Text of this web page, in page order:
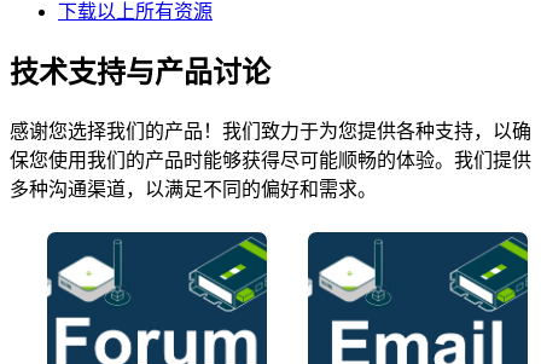
下载以上所有资源
技术支持与产品讨论
感谢您选择我们的产品！我们致力于为您提供各种支持，以确
保您使用我们的产品时能够获得尽可能顺畅的体验。我们提供
多种沟通渠道，以满足不同的偏好和需求。